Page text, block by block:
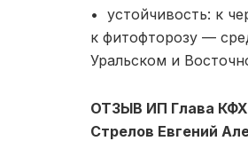
• устойчивость: к
к фитофторозу —
Уральском и
ОТЗЫВ ИП Глава КФХ
Стрелов Евгений